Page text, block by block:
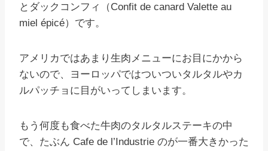
とダックコンフィ（Confit de canard Valette au
miel épicé）です。
アメリカではあまり生肉メニューにお目にかから
ないので、ヨーロッパではついついタルタルやカ
ルパッチョに目がいってしまいます。
もう何度も食べた牛肉のタルタルステーキの中
で、たぶん Cafe de l’Industrie のが一番大きかった